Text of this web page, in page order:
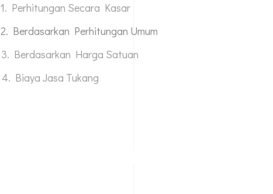
1. Perhitungan Secara Kasar
2. Berdasarkan Perhitungan Umum
3. Berdasarkan Harga Satuan
4. Biaya Jasa Tukang